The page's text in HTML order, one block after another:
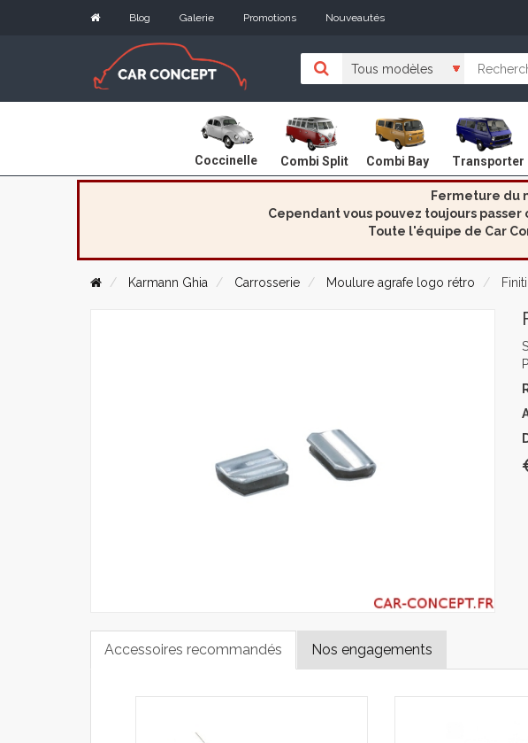
Blog Galerie Promotions Nouveautés
Coccinelle Combi Split Combi Bay Transporter
Fermeture du
Cependant vous pouvez toujours
Toute l'équipe de Car
Karmann Ghia Carrosserie Moulure agrafe logo rétro
Accessoires recommandés Nos engagements